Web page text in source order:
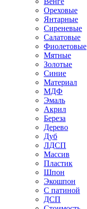
Ореховые
Янтарные
Сиреневые
Салатовые
Фиолетовые
Мятные
Золотые
Синие
Материал
МДФ
Эмаль
Акрил
Береза
Дерево
Дуб
ЛДСП
Массив
Пластик
Шпон
Экошпон
С патиной
ДСП